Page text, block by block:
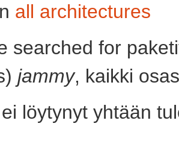
all architectures
searched for
jammy, kaikki
löytynyt yhtään